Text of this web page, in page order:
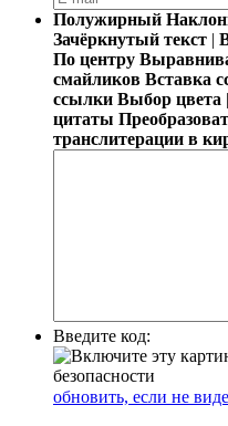
Полужирный
Зачёркнутый текст |
По центру
смайликов Вставка
ссылки Выбор цвета |
цитаты
транслитерации в
Введите код:
обновить, если не